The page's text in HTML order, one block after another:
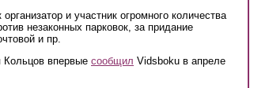
и участник огромного количества
незаконных парковок, за придание
и пр.
Кольцов впервые сообщил Vidsboku в апреле